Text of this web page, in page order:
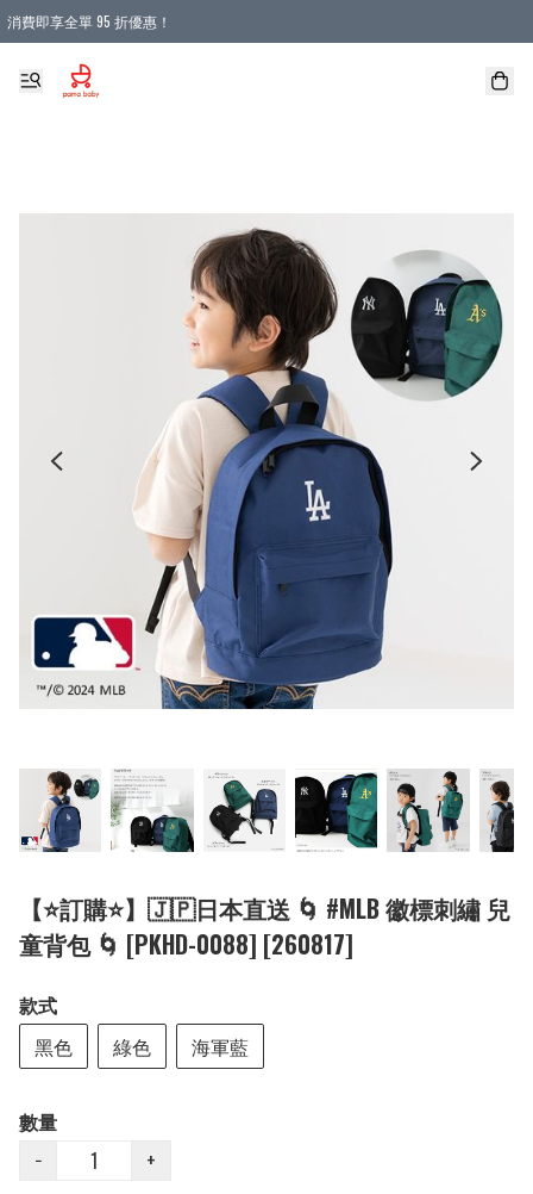
消費即享全單 95 折優惠！
購物滿 HKD 900.00即享免運費優惠！（適用於 本地送貨、本地取貨 )
【⭐訂購⭐】🇯🇵日本直送 🌀 #MLB 徽標刺繡 兒
童背包 🌀 [PKHD-0088] [260817]
款式
黑色
綠色 海軍藍
數量
−
+